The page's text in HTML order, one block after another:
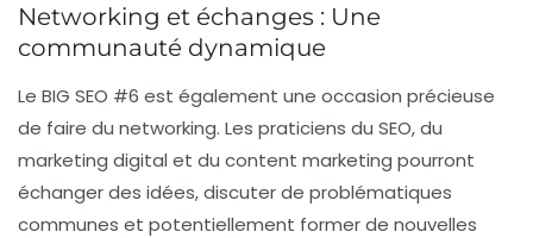
Networking et échanges : Une
communauté dynamique
Le BIG SEO #6 est également une occasion précieuse
de faire du networking. Les praticiens du SEO, du
marketing digital et du content marketing pourront
échanger des idées, discuter de problématiques
communes et potentiellement former de nouvelles